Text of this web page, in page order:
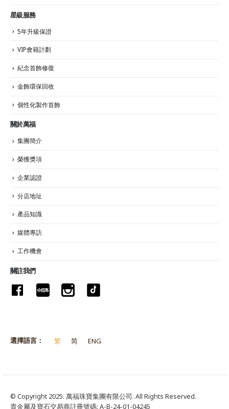
星級服務
5年升級保證
VIP會籍計劃
紀念首飾修復
金飾環保回收
個性化製作首飾
關於萬福
集團簡介
榮獲獎項
企業認證
分店地址
產品知識
媒體專訪
工作機會
關註我們
選擇語言： 繁 简 ENG
© Copyright 2025. 萬福珠寶集團有限公司. All Rights Reserved.
貴金屬及寶石交易商註冊號碼: A-B-24-01-04245